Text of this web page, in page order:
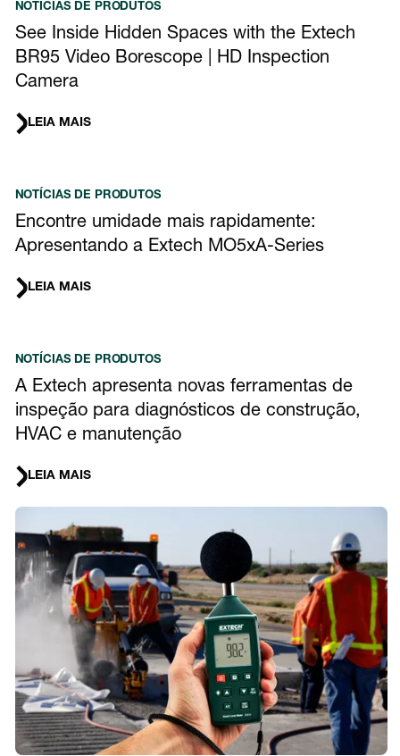
NOTÍCIAS DE PRODUTOS
See Inside Hidden Spaces with the Extech
BR95 Video Borescope | HD Inspection
Camera
LEIA MAIS
NOTÍCIAS DE PRODUTOS
Encontre umidade mais rapidamente:
Apresentando a Extech MO5xA-Series
LEIA MAIS
NOTÍCIAS DE PRODUTOS
A Extech apresenta novas ferramentas de
inspeção para diagnósticos de construção,
HVAC e manutenção
LEIA MAIS